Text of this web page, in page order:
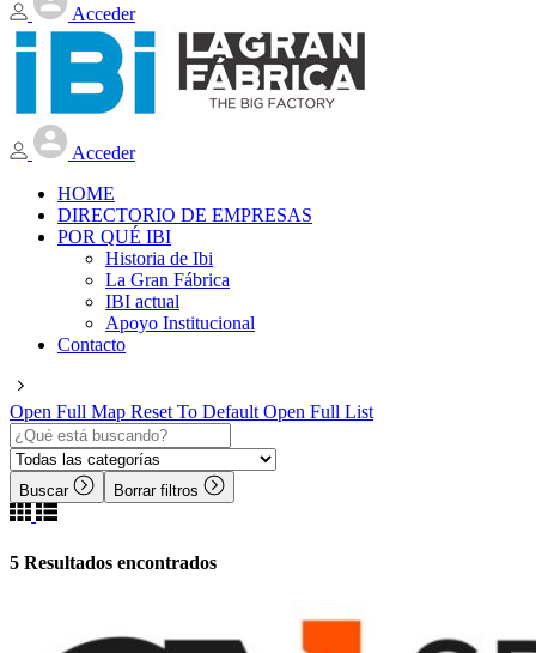
Acceder
Acceder
HOME
DIRECTORIO DE EMPRESAS
POR QUÉ IBI
Historia de Ibi
La Gran Fábrica
IBI actual
Apoyo Institucional
Contacto
Open Full Map Reset To Default Open Full List
Buscar Borrar filtros
5 Resultados encontrados